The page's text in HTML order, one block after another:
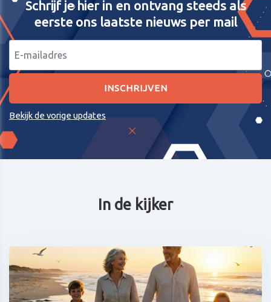
Schrijf je hier in en ontvang steeds als
eerste ons laatste nieuws per mail
Bekijk de vorige updates
In de kijker